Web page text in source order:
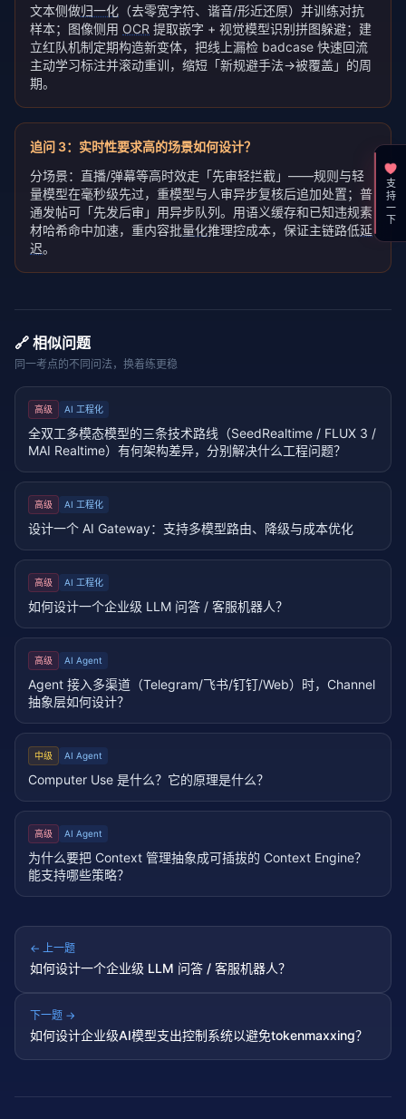
文本侧做归一化 （去零宽字符、谐音/形近还原）并训练对抗
样本；图像侧用 OCR 提取嵌字 + 视觉模型识别拼图躲避；建
立红队机制定期构造新变体，把线上漏检 badcase 快速回流
主动学习标注并滚动重训，缩短「新规避手法→被覆盖」的周
期。
追问 3： 实时性要求高的场景如何设计？
分场景：直播/弹幕等高时效走「先审轻拦截」——规则与轻
量模型在毫秒级先过，重模型与人审异步复核后追加处置；普
通发帖可「先发后审」用异步队列。用语义缓存和已知违规素
材哈希命中加速，重内容批量化推理控成本，保证主链路低延
迟。
🔗 相似问题
同一考点的不同问法，换着练更稳
高级 AI 工程化
全双工多模态模型的三条技术路线（SeedRealtime / FLUX 3 /
MAI Realtime）有何架构差异，分别解决什么工程问题？
高级 AI 工程化
设计一个 AI Gateway：支持多模型路由、降级与成本优化
高级 AI 工程化
如何设计一个企业级 LLM 问答 / 客服机器人？
高级 AI Agent
Agent 接入多渠道（Telegram/飞书/钉钉/Web）时，Channel
抽象层如何设计？
中级 AI Agent
Computer Use 是什么？它的原理是什么？
高级 AI Agent
为什么要把 Context 管理抽象成可插拔的 Context Engine？
能支持哪些策略？
← 上一题
如何设计一个企业级 LLM 问答 / 客服机器人？
下一题 →
如何设计企业级AI模型支出控制系统以避免tokenmaxxing？
支持一下